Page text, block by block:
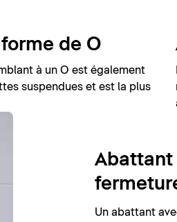
de O
à un O est également
suspendues et est la plus
Abattant
Un abattant